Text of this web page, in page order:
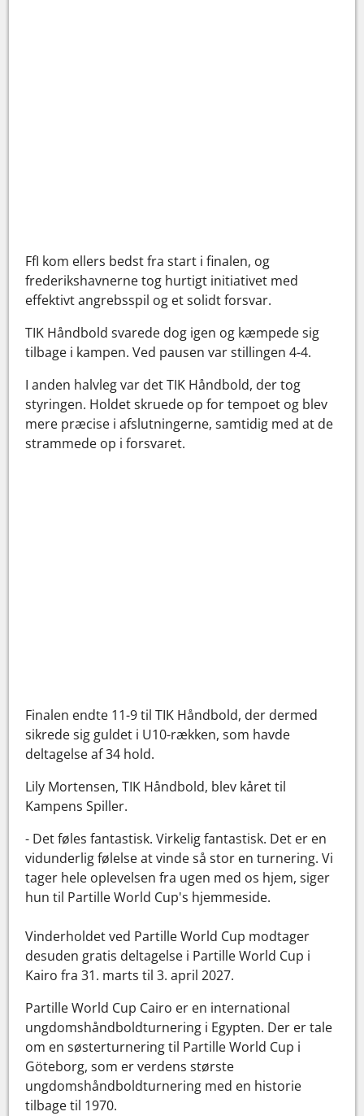
FfI kom ellers bedst fra start i finalen, og
frederikshavnerne tog hurtigt initiativet med
effektivt angrebsspil og et solidt forsvar.
TIK Håndbold svarede dog igen og kæmpede sig
tilbage i kampen. Ved pausen var stillingen 4-4.
I anden halvleg var det TIK Håndbold, der tog
styringen. Holdet skruede op for tempoet og blev
mere præcise i afslutningerne, samtidig med at de
strammede op i forsvaret.
Finalen endte 11-9 til TIK Håndbold, der dermed
sikrede sig guldet i U10-rækken, som havde
deltagelse af 34 hold.
Lily Mortensen, TIK Håndbold, blev kåret til
Kampens Spiller.
- Det føles fantastisk. Virkelig fantastisk. Det er en
vidunderlig følelse at vinde så stor en turnering. Vi
tager hele oplevelsen fra ugen med os hjem, siger
hun til Partille World Cup's hjemmeside.
Vinderholdet ved Partille World Cup modtager
desuden gratis deltagelse i Partille World Cup i
Kairo fra 31. marts til 3. april 2027.
Partille World Cup Cairo er en international
ungdomshåndboldturnering i Egypten. Der er tale
om en søsterturnering til Partille World Cup i
Göteborg, som er verdens største
ungdomshåndboldturnering med en historie
tilbage til 1970.